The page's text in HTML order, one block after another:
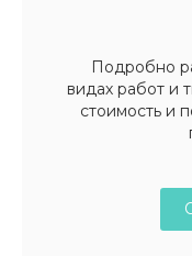
Подробно
видах работ и
стоимость и